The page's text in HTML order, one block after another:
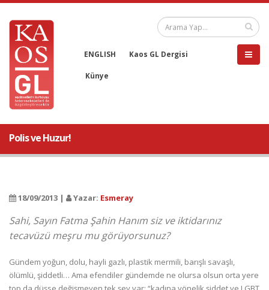
ENGLISH Kaos GL Dergisi
Künye
Polis ve Huzur!
18/09/2013 | Yazar: Esmeray
Sahi, Sayın Fatma Şahin Hanım siz ve iktidarınız
tecavüzü meşru mu görüyorsunuz?
Gündem yoğun, dolu, hayli gazlı, plastik mermili, barışlı savaşlı,
ölümlü, şiddetli… Ama efendiler gündemde ne olursa olsun orta yere